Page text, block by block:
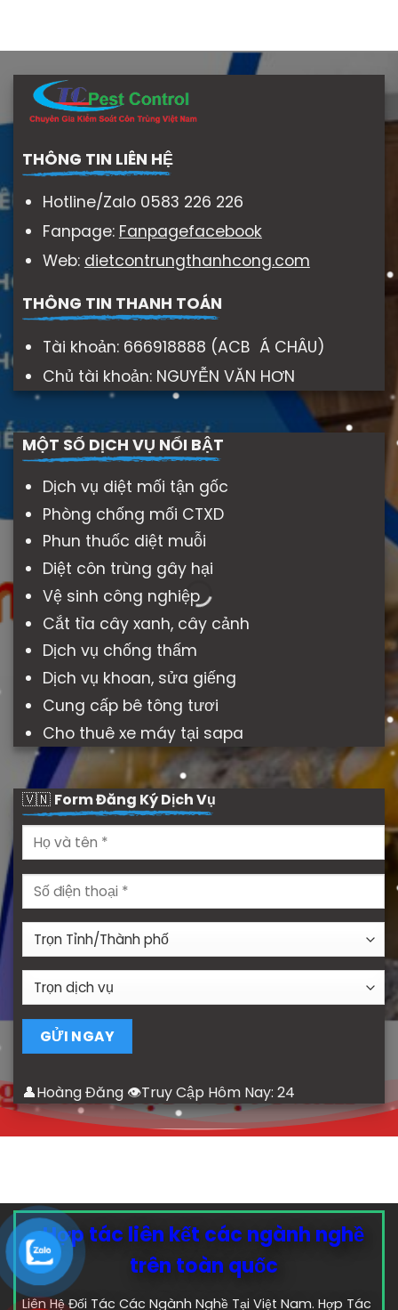
THÔNG TIN LIÊN HỆ
Hotline/Zalo 0583 226 226
Fanpage: Fanpagefacebook
Web: dietcontrungthanhcong.com
THÔNG TIN THANH TOÁN
Tài khoản: 666918888 (ACB Á CHÂU)
Chủ tài khoản: NGUYỄN VĂN HƠN
MỘT SỐ DỊCH VỤ NỔI BẬT
Dịch vụ diệt mối tận gốc
Phòng chống mối CTXD
Phun thuốc diệt muỗi
Diệt côn trùng gây hại
Vệ sinh công nghiệp
Cắt tỉa cây xanh, cây cảnh
Dịch vụ chống thấm
Dịch vụ khoan, sửa giếng
Cung cấp bê tông tươi
Cho thuê xe máy tại sapa
🇻🇳 Form Đăng Ký Dịch Vụ
👤Hoàng Đăng 👁Truy Cập Hôm Nay: 24
Hợp tác liên kết các ngành nghề
trên toàn quốc
Liên Hệ Đối Tác Các Ngành Nghề Tại Việt Nam. Hợp Tác